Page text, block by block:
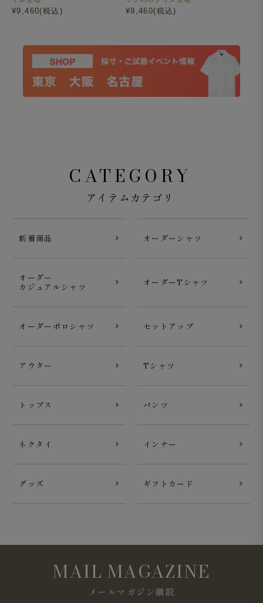
¥9,460(税込) ¥9,460(税込)
CATEGORY
アイテムカテゴリ
新着商品 オーダーシャツ
オーダー
カジュアルシャツ
オーダーTシャツ
オーダーポロシャツ セットアップ
アウター Tシャツ
トップス パンツ
ネクタイ インナー
グッズ ギフトカード
MAIL MAGAZINE
メールマガジン購読